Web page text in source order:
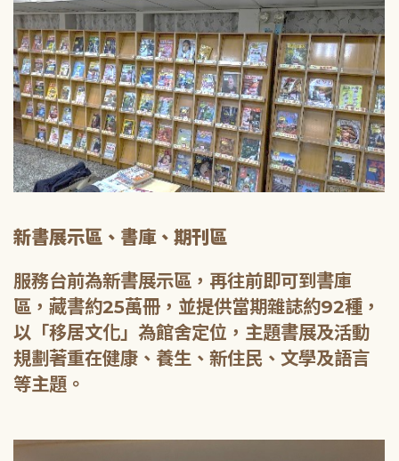
新書展示區、書庫、期刊區
服務台前為新書展示區，再往前即可到書庫
區，藏書約25萬冊，並提供當期雜誌約92種，
以「移居文化」為館舍定位，主題書展及活動
規劃著重在健康、養生、新住民、文學及語言
等主題。